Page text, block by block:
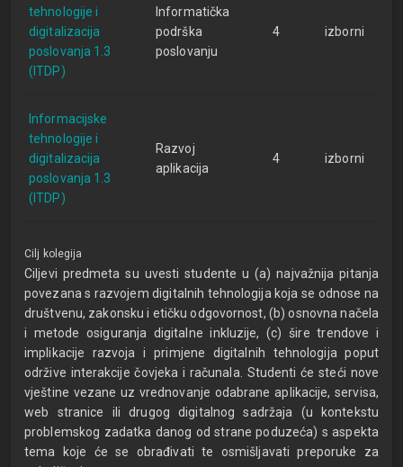
tehnologije i
digitalizacija
poslovanja 1.3
(ITDP)
Informatička
podrška
poslovanju
4 izborni
Informacijske
tehnologije i
digitalizacija
poslovanja 1.3
(ITDP)
Razvoj
aplikacija
4 izborni
Cilj kolegija
Ciljevi predmeta su uvesti studente u (a) najvažnija pitanja
povezana s razvojem digitalnih tehnologija koja se odnose na
društvenu, zakonsku i etičku odgovornost, (b) osnovna načela
i metode osiguranja digitalne inkluzije, (c) šire trendove i
implikacije razvoja i primjene digitalnih tehnologija poput
održive interakcije čovjeka i računala. Studenti će steći nove
vještine vezane uz vrednovanje odabrane aplikacije, servisa,
web stranice ili drugog digitalnog sadržaja (u kontekstu
problemskog zadatka danog od strane poduzeća) s aspekta
tema koje će se obrađivati te osmišljavati preporuke za